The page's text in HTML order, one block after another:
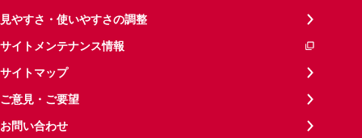
見やすさ・使いやすさの調整
サイトメンテナンス情報
サイトマップ
ご意見・ご要望
お問い合わせ